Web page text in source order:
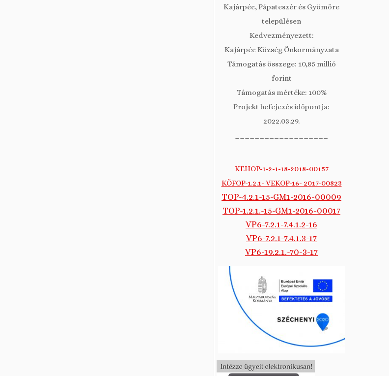
Kajárpéc, Pápateszér és Gyömöre
településen
Kedvezményezett:
Kajárpéc Község Önkormányzata
Támogatás összege: 10,85 millió
forint
Támogatás mértéke: 100%
Projekt befejezés időpontja:
2022.03.29.
KEHOP-1-2-1-18-2018-00157
KÖFOP-1.2.1- VEKOP-16- 2017-00823
TOP-4.2.1-15-GM1-2016-00009
TOP-1.2.1.-15-GM1-2016-00017
VP6-7.2.1-7.4.1.2-16
VP6-7.2.1-7.4.1.3-17
VP6-19.2.1.-70-3-17